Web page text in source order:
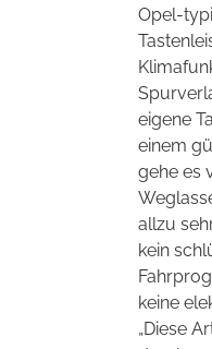
Opel-
eigene
einem
gehe es
allzu
kein
keine
„Diese